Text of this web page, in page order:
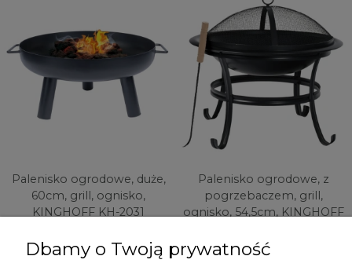
Palenisko ogrodowe, duże,
60cm, grill, ognisko,
KINGHOFF KH-2031
241,48 zł
Palenisko ogrodowe, z
pogrzebaczem, grill,
ognisko, 54,5cm, KINGHOFF
152,93 zł
Dbamy o Twoją prywatność